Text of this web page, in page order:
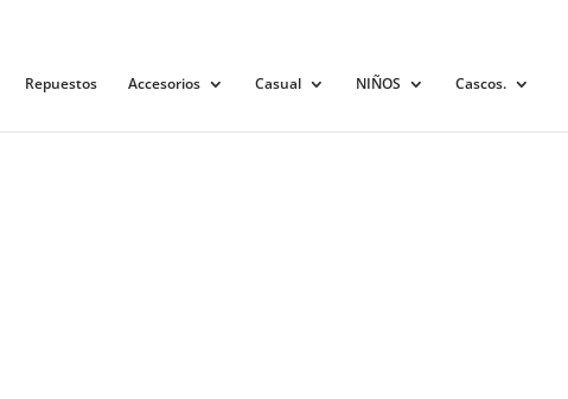
Repuestos Accesorios Casual NIÑOS Cascos.